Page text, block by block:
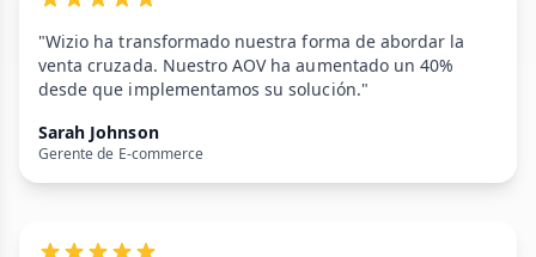
"Wizio ha transformado nuestra forma de abordar la
venta cruzada. Nuestro AOV ha aumentado un 40%
desde que implementamos su solución."
Sarah Johnson
Gerente de E-commerce